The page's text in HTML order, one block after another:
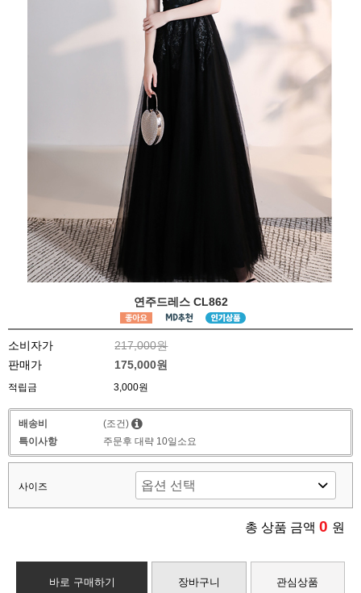
연주드레스 CL862
소비자가
217,000원
판매가
175,000원
적립금 3,000원
배송비
(조건)
특이사항
주문후 대략 10일소요
사이즈
총 상품 금액 0 원
바로 구매하기 장바구니 관심상품